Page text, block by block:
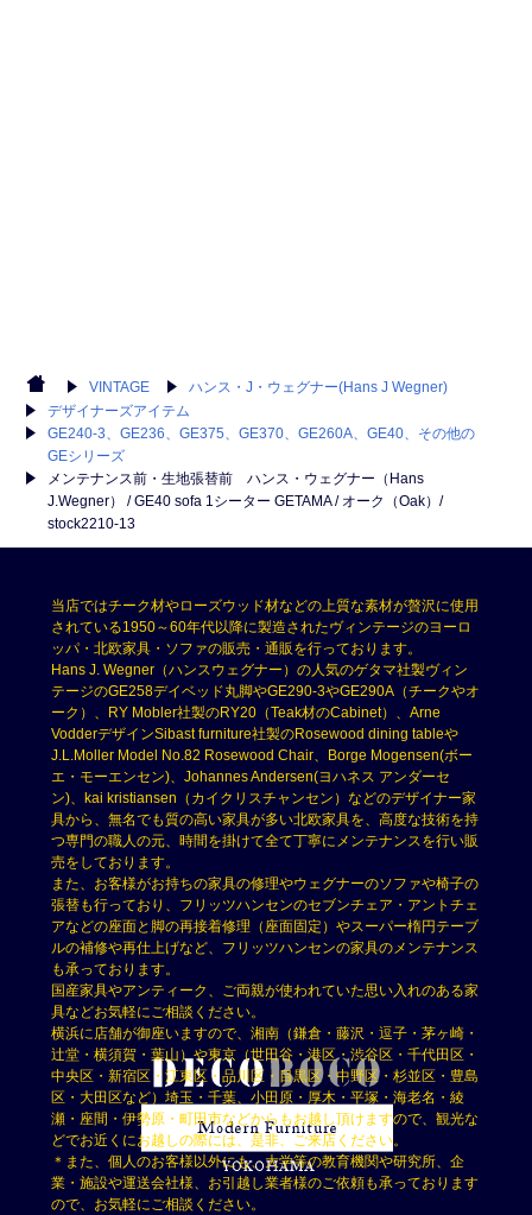
VINTAGE
ハンス・J・ウェグナー(Hans J Wegner)
デザイナーズアイテム
GE240-3、GE236、GE375、GE370、GE260A、GE40、その他の
GEシリーズ
メンテナンス前・生地張替前 ハンス・ウェグナー（Hans
J.Wegner） / GE40 sofa 1シーター GETAMA / オーク（Oak）/
stock2210-13
当店ではチーク材やローズウッド材などの上質な素材が贅沢に使用
されている1950～60年代以降に製造されたヴィンテージのヨーロ
ッパ・北欧家具・ソファの販売・通販を行っております。
Hans J. Wegner（ハンスウェグナー）の人気のゲタマ社製ヴィン
テージのGE258デイベッド丸脚やGE290-3やGE290A（チークやオ
ーク）、RY Mobler社製のRY20（Teak材のCabinet）、Arne
VodderデザインSibast furniture社製のRosewood dining tableや
J.L.Moller Model No.82 Rosewood Chair、Borge Mogensen(ボー
エ・モーエンセン)、Johannes Andersen(ヨハネス アンダーセ
ン)、kai kristiansen（カイクリスチャンセン）などのデザイナー家
具から、無名でも質の高い家具が多い北欧家具を、高度な技術を持
つ専門の職人の元、時間を掛けて全て丁寧にメンテナンスを行い販
売をしております。
また、お客様がお持ちの家具の修理やウェグナーのソファや椅子の
張替も行っており、フリッツハンセンのセブンチェア・アントチェ
アなどの座面と脚の再接着修理（座面固定）やスーパー楕円テーブ
ルの補修や再仕上げなど、フリッツハンセンの家具のメンテナンス
も承っております。
国産家具やアンティーク、ご両親が使われていた思い入れのある家
具などお気軽にご相談ください。
横浜に店舗が御座いますので、湘南（鎌倉・藤沢・逗子・茅ヶ崎・
辻堂・横須賀・葉山）や東京（世田谷・港区・渋谷区・千代田区・
中央区・新宿区・江東区・品川区・目黒区・中野区・杉並区・豊島
区・大田区など）埼玉・千葉、小田原・厚木・平塚・海老名・綾
瀬・座間・伊勢原・町田市などからもお越し頂けますので、観光な
どでお近くにお越しの際には、是非、ご来店ください。
＊また、個人のお客様以外にも、大学等の教育機関や研究所、企
業・施設や運送会社様、お引越し業者様のご依頼も承っております
ので、お気軽にご相談ください。